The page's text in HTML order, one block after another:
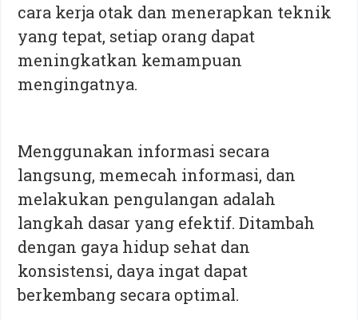
cara kerja otak dan menerapkan teknik
yang tepat, setiap orang dapat
meningkatkan kemampuan
mengingatnya.
Menggunakan informasi secara
langsung, memecah informasi, dan
melakukan pengulangan adalah
langkah dasar yang efektif. Ditambah
dengan gaya hidup sehat dan
konsistensi, daya ingat dapat
berkembang secara optimal.